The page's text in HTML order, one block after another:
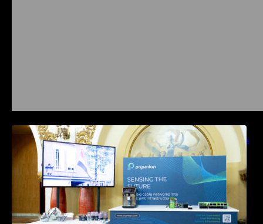
Prysmian aduce la COMM26 tehnologii de
sensing si Digital Energy pentru monitorizarea
in timp real a infrastrucrutilor critice